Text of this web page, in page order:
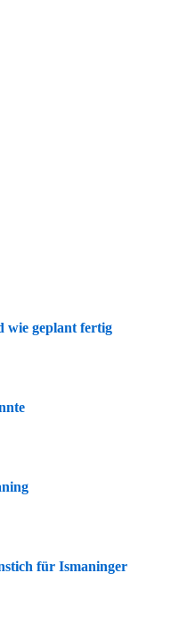
wie geplant fertig
für Ismaninger